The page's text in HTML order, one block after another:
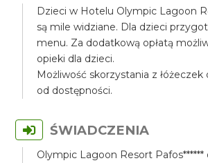
Dzieci w Hotelu Olympic Lagoon
są mile widziane. Dla dzieci
menu. Za dodatkową opłatą
opieki dla dzieci.
Możliwość skorzystania z
od dostępności.
ŚWIADCZENIA
Olympic Lagoon Resort Pafos******